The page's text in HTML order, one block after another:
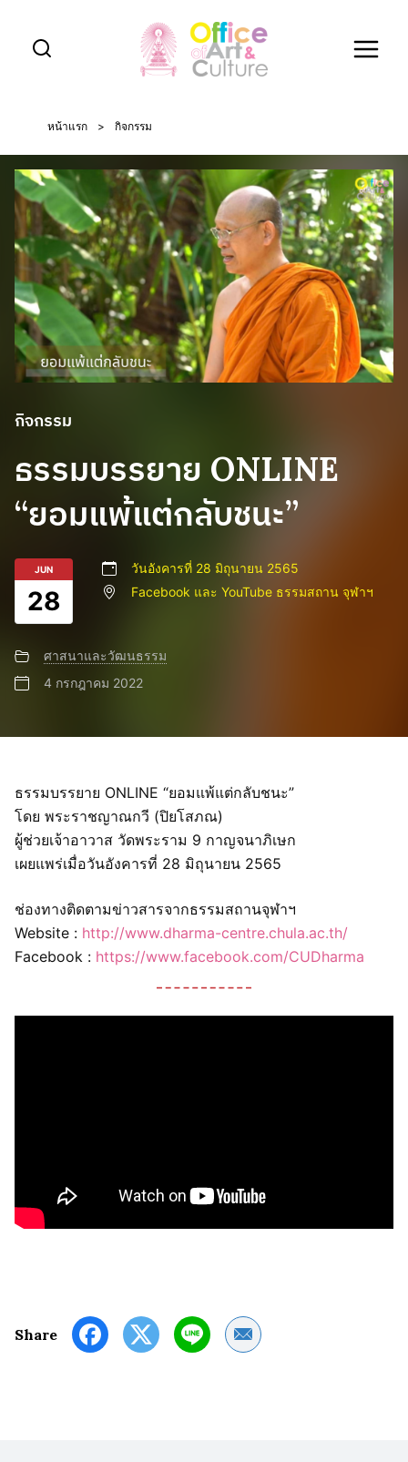
content
หน้าแรก > กิจกรรม
กิจกรรม
ธรรมบรรยาย ONLINE
“ยอมแพ้แต่กลับชนะ”
JUN
28
วันอังคารที่ 28 มิถุนายน 2565
Facebook และ YouTube ธรรมสถาน จุฬาฯ
ศาสนาและวัฒนธรรม
4 กรกฎาคม 2022
ธรรมบรรยาย ONLINE “ยอมแพ้แต่กลับชนะ”
โดย พระราชญาณกวี (ปิยโสภณ)
ผู้ช่วยเจ้าอาวาส วัดพระราม 9 กาญจนาภิเษก
เผยแพร่เมื่อวันอังคารที่ 28 มิถุนายน 2565
ช่องทางติดตามข่าวสารจากธรรมสถานจุฬาฯ
Website : http://www.dharma-centre.chula.ac.th/
Facebook : https://www.facebook.com/CUDharma
Share Share by Email